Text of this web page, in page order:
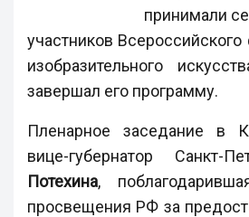
принимали
участников
изобразительного
завершал его программу.
Пленарное заседание в
вице-губернатор Санкт-
Потехина,
просвещения РФ за